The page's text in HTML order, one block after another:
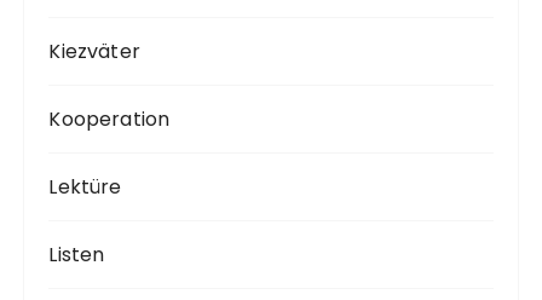
Kiezväter
Kooperation
Lektüre
Listen